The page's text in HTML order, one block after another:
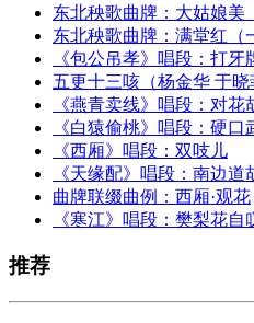
东北秧歌曲牌：大姑娘美
东北秧歌曲牌：满堂红（
《包公吊孝》唱段：打牙
五更十三咳（杨金华 于晓
《燕青卖线》唱段：对花
《白猿偷桃》唱段：硬口
《西厢》唱段：双吱儿
《天缘配》唱段：南边道
曲牌联缀曲例：西厢·观花
《寒江》唱段：樊梨花自
推荐